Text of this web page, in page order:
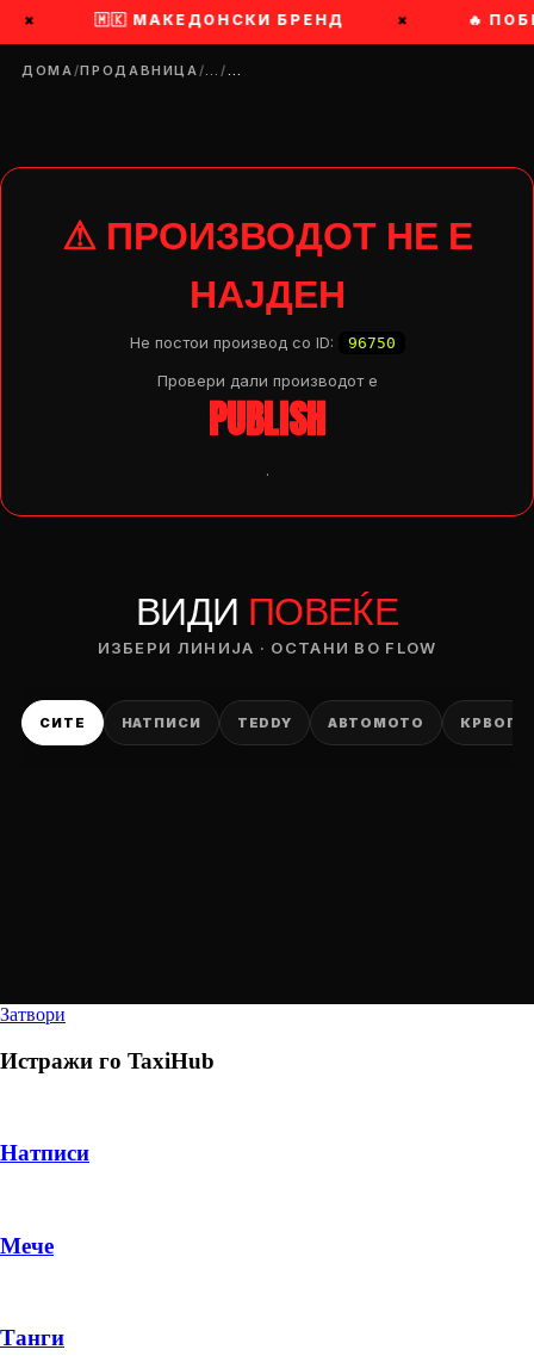
× 🇲🇰 МАКЕДОНСКИ БРЕНД × 🔥
ДОМА/ПРОДАВНИЦА/…/…
⚠ ПРОИЗВОДОТ НЕ Е
НАЈДЕН
Не постои производ со ID: 96750
Провери дали производот e
PUBLISH
.
ВИДИ ПОВЕЌЕ
ИЗБЕРИ ЛИНИЈА · ОСТАНИ ВО FLOW
СИТЕ НАТПИСИ TEDDY АВТОМОТО
Затвори
Истражи го TaxiHub
Натписи
Мече
Танги